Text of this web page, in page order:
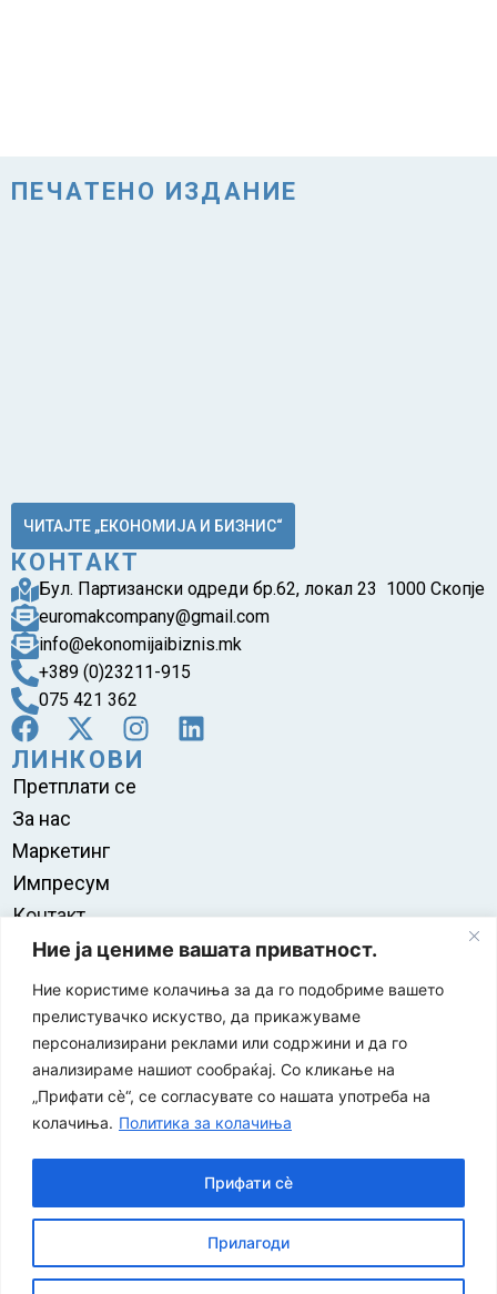
Ние ја цениме вашата приватност.
Ние користиме колачиња за да го подобриме вашето
прелистувачко искуство, да прикажуваме
персонализирани реклами или содржини и да го
анализираме нашиот сообраќај. Со кликање на
„Прифати сè“, се согласувате со нашата употреба на
колачиња. Политика за колачиња
Прилагоди
Прифати сè
ПЕЧАТЕНО ИЗДАНИЕ
ЧИТАЈТЕ „ЕКОНОМИЈА И БИЗНИС“
КОНТАКТ
Бул. Партизански одреди бр.62, локал 23 1000 Скопје
euromakcompany@gmail.com
info@ekonomijaibiznis.mk
+389 (0)23211-915
075 421 362
ЛИНКОВИ
Претплати се
За нас
Маркетинг
Импресум
Контакт
Правила на користење
за заштита на печатени медиуми